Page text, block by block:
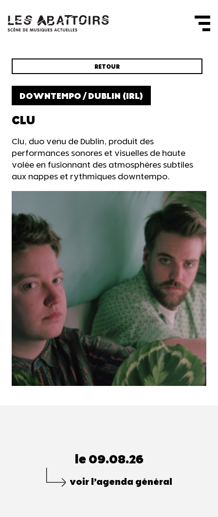
RETOUR
DOWNTEMPO / DUBLIN (IRL)
CLU
Clu, duo venu de Dublin, produit des
performances sonores et visuelles de haute
volée en fusionnant des atmosphères subtiles
aux nappes et rythmiques downtempo.
le 09.08.26
voir l’agenda général